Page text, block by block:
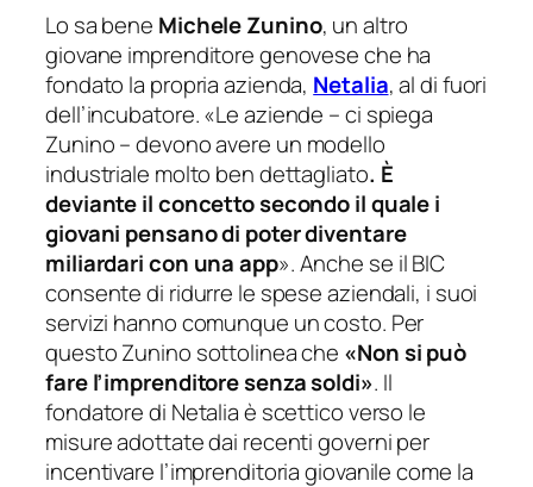
Lo sa bene Michele Zunino, un altro
giovane imprenditore genovese che ha
fondato la propria azienda, Netalia, al di fuori
dell’incubatore.«Le aziende –ci spiega
Zunino– devono avere un modello
industriale molto ben dettagliato. È
deviante il concetto secondo il quale i
giovani pensano di poter diventare
miliardari con una app».Anche se il BIC
consente di ridurre le spese aziendali, i suoi
servizi hanno comunque un costo. Per
questo Zunino sottolinea che «Non si può
fare l’imprenditore senza soldi». Il
fondatore di Netalia è scettico verso le
misure adottate dai recenti governi per
incentivare l’imprenditoria giovanile come la